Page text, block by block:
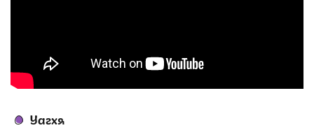
Уагхя